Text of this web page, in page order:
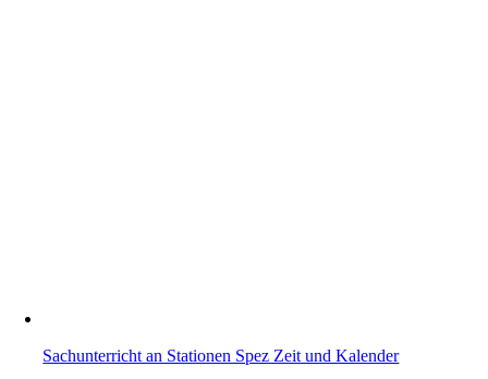
Sachunterricht an Stationen Spez Zeit und Kalender